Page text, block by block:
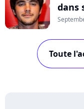
dans
Toute